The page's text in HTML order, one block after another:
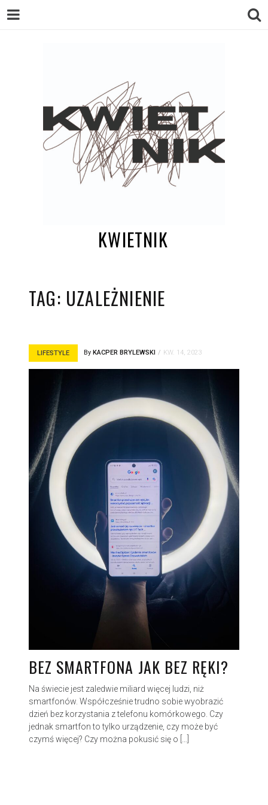
KWIETNIK
TAG: UZALEŻNIENIE
LIFESTYLE By KACPER BRYLEWSKI KW. 14, 2023
BEZ SMARTFONA JAK BEZ RĘKI?
Na świecie jest zaledwie miliard więcej ludzi, niż
smartfonów. Współcześnie trudno sobie wyobrazić
dzień bez korzystania z telefonu komórkowego. Czy
jednak smartfon to tylko urządzenie, czy może być
czymś więcej? Czy można pokusić się o […]